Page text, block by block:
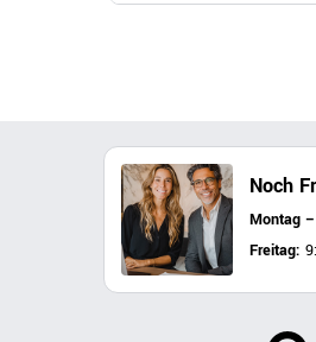
Noch
Montag
Freitag: